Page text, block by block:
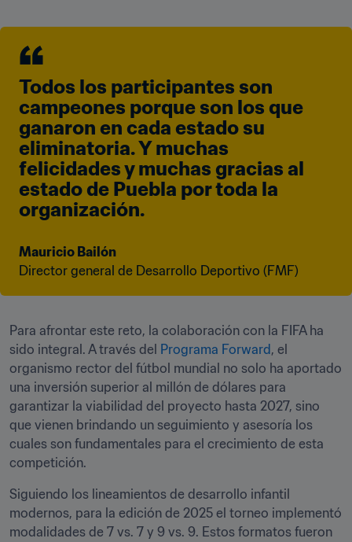
Todos los participantes son
campeones porque son los que
ganaron en cada estado su
eliminatoria. Y muchas
felicidades y muchas gracias al
estado de Puebla por toda la
organización.
Mauricio Bailón
Director general de Desarrollo Deportivo (FMF)
Para afrontar este reto, la colaboración con la FIFA ha
sido integral. A través del Programa Forward , el
organismo rector del fútbol mundial no solo ha aportado
una inversión superior al millón de dólares para
garantizar la viabilidad del proyecto hasta 2027, sino
que vienen brindando un seguimiento y asesoría los
cuales son fundamentales para el crecimiento de esta
competición.
Siguiendo los lineamientos de desarrollo infantil
modernos, para la edición de 2025 el torneo implementó
modalidades de 7 vs. 7 y 9 vs. 9. Estos formatos fueron